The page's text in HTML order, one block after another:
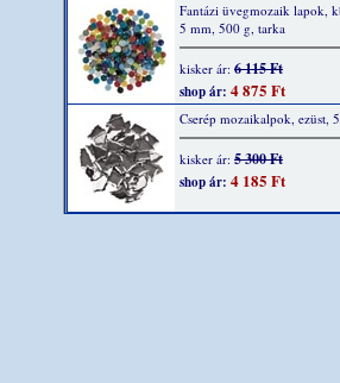
Fantázi üvegmozaik lapok,
5 mm, 500 g, tarka
kisker ár: 6 115 Ft
shop ár: 4 875 Ft
Cserép mozaikalpok, ezüst,
kisker ár: 5 300 Ft
shop ár: 4 185 Ft